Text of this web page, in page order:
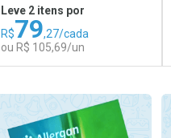
Leve 2 itens por
R$79,27/cada
ou R$ 105,69/un
Laboratório
Por Menos